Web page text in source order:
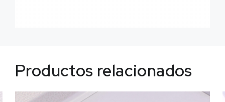
Productos relacionados